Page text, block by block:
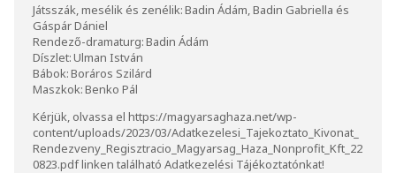
Játsszák, mesélik és zenélik: Badin Ádám, Badin Gabriella és
Gáspár Dániel
Rendező-dramaturg: Badin Ádám
Díszlet: Ulman István
Bábok: Boráros Szilárd
Maszkok: Benko Pál
Kérjük, olvassa el https://magyarsaghaza.net/wp-
content/uploads/2023/03/Adatkezelesi_Tajekoztato_Kivonat_
Rendezveny_Regisztracio_Magyarsag_Haza_Nonprofit_Kft_22
0823.pdflinken található Adatkezelési Tájékoztatónkat!